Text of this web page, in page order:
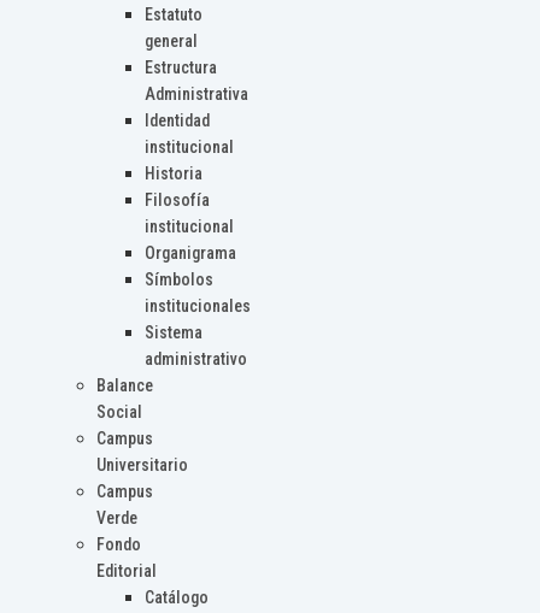
Estatuto
general
Estructura
Administrativa
Identidad
institucional
Historia
Filosofía
institucional
Organigrama
Símbolos
institucionales
Sistema
administrativo
Balance
Social
Campus
Universitario
Campus
Verde
Fondo
Editorial
Catálogo